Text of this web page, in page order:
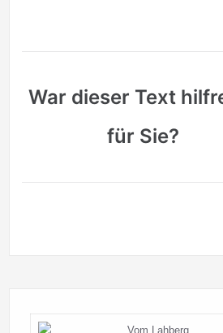
War dieser Text
für Sie?